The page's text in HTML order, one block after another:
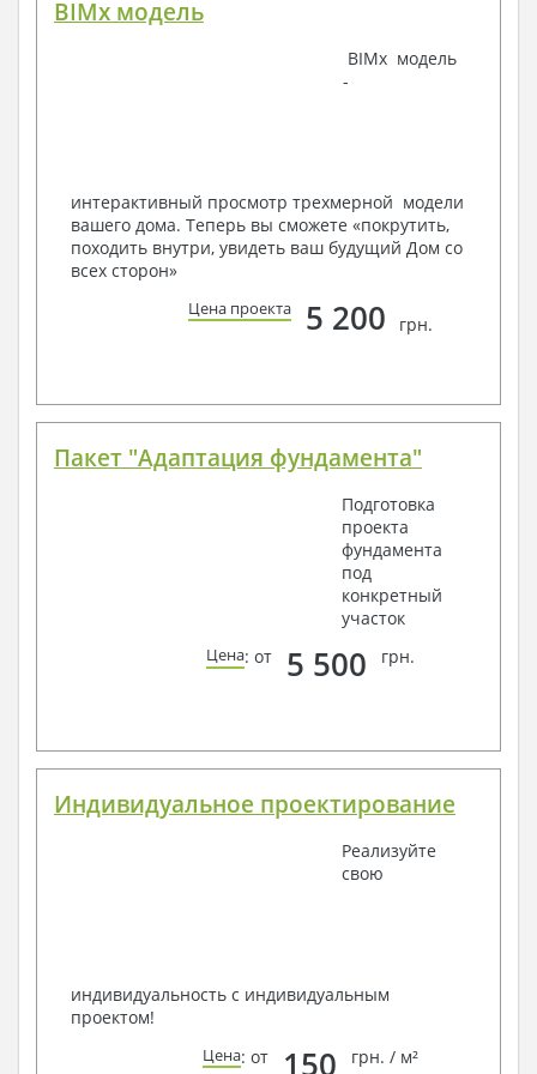
Инженеров – всегда готовы воплотить Вашу мечту
условий, за дополнительную плату.
Получить профессиональную консультацию у
наших специалистов, Вы можете любым
способом связи: закажите обратный звонок,
по viber, e-mail, телефон -
BIMx модель
BIMx модель
-
интерактивный просмотр трехмерной модели
вашего дома. Теперь вы сможете «покрутить,
походить внутри, увидеть ваш будущий Дом со
всех сторон»
Цена проекта 5 200 грн.
Пакет "Адаптация фундамента"
Подготовка
проекта
фундамента
под
конкретный
участок
Цена: от 5 500 грн.
Индивидуальное проектирование
Реализуйте
свою
индивидуальность с индивидуальным
проектом!
Цена: от 150 грн. / м²